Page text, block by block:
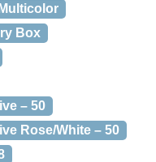
Box
– 50
Rose/White – 50